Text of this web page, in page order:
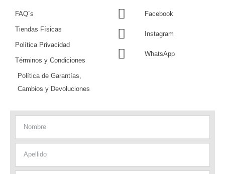
FAQ´s
Tiendas Físicas
Política Privacidad
Términos y Condiciones
Política de Garantías,
Cambios y Devoluciones
Facebook
Instagram
WhatsApp